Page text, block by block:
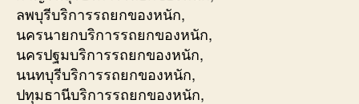
ลพบุรีบริการรถยกของหนัก,
นครนายกบริการรถยกของหนัก,
นครปฐมบริการรถยกของหนัก,
นนทบุรีบริการรถยกของหนัก,
ปทุมธานีบริการรถยกของหนัก,